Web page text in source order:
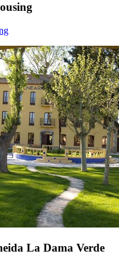
La Dama Verde